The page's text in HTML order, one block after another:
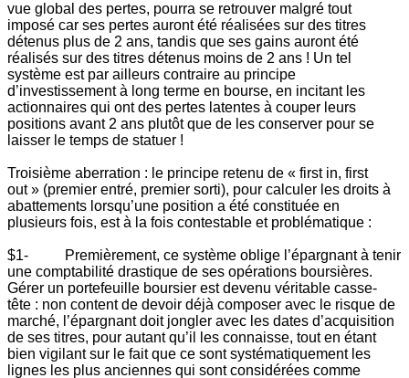
vue global des pertes, pourra se retrouver malgré tout
imposé car ses pertes auront été réalisées sur des titres
détenus plus de 2 ans, tandis que ses gains auront été
réalisés sur des titres détenus moins de 2 ans ! Un tel
système est par ailleurs contraire au principe
d’investissement à long terme en bourse, en incitant les
actionnaires qui ont des pertes latentes à couper leurs
positions avant 2 ans plutôt que de les conserver pour se
laisser le temps de statuer !
Troisième aberration : le principe retenu de « first in, first
out » (premier entré, premier sorti), pour calculer les droits à
abattements lorsqu’une position a été constituée en
plusieurs fois, est à la fois contestable et problématique :
$1- Premièrement, ce système oblige l’épargnant à tenir
une comptabilité drastique de ses opérations boursières.
Gérer un portefeuille boursier est devenu véritable casse-
tête : non content de devoir déjà composer avec le risque de
marché, l’épargnant doit jongler avec les dates d’acquisition
de ses titres, pour autant qu’il les connaisse, tout en étant
bien vigilant sur le fait que ce sont systématiquement les
lignes les plus anciennes qui sont considérées comme